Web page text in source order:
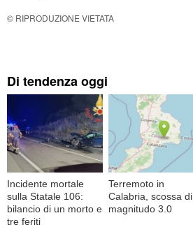
© RIPRODUZIONE VIETATA
Di tendenza oggi
Incidente mortale
sulla Statale 106:
bilancio di un morto e
tre feriti
Terremoto in
Calabria, scossa di
magnitudo 3.0